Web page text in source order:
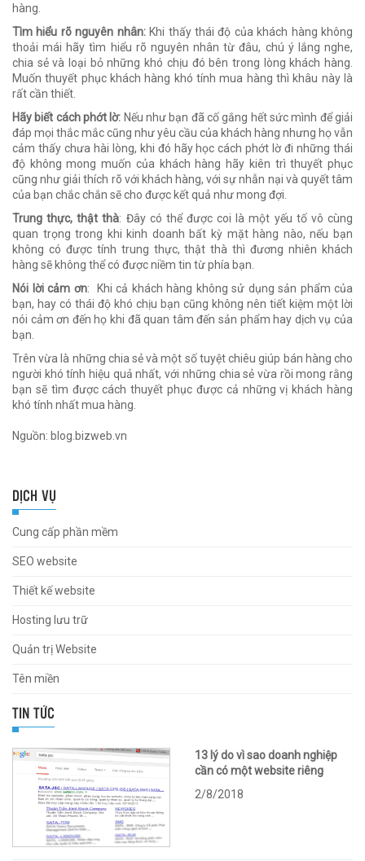
hàng.
Tìm hiểu rõ nguyên nhân: Khi thấy thái độ của khách hàng không
thoải mái hãy tìm hiểu rõ nguyên nhân từ đâu, chú ý lắng nghe,
chia sẻ và loại bỏ những khó chịu đó bên trong lòng khách hàng.
Muốn thuyết phục khách hàng khó tính mua hàng thì khâu này là
rất cần thiết.
Hãy biết cách phớt lờ: Nếu như bạn đã cố gắng hết sức mình để giải
đáp mọi thắc mắc cũng như yêu cầu của khách hàng nhưng họ vẫn
cảm thấy chưa hài lòng, khi đó hãy học cách phớt lờ đi những thái
độ không mong muốn của khách hàng hãy kiên trì thuyết phục
cũng như giải thích rõ với khách hàng, với sự nhẫn nại và quyết tâm
của bạn chắc chắn sẽ cho được kết quả như mong đợi.
Trung thực, thật thà: Đây có thể được coi là một yếu tố vô cùng
quan trọng trong khi kinh doanh bất kỳ mặt hàng nào, nếu bạn
không có được tính trung thực, thật thà thì đương nhiên khách
hàng sẽ không thể có được niềm tin từ phía bạn.
Nói lời cảm ơn: Khi cả khách hàng không sử dụng sản phẩm của
bạn, hay có thái độ khó chịu bạn cũng không nên tiết kiệm một lời
nói cảm ơn đến họ khi đã quan tâm đến sản phẩm hay dịch vụ của
bạn.
Trên vừa là những chia sẻ và một số tuyệt chiêu giúp bán hàng cho
người khó tính hiệu quả nhất, với những chia sẻ vừa rồi mong rằng
bạn sẽ tìm được cách thuyết phục được cả những vị khách hàng
khó tính nhất mua hàng.
Nguồn: blog.bizweb.vn
DỊCH VỤ
Cung cấp phần mềm
SEO website
Thiết kế website
Hosting lưu trữ
Quản trị Website
Tên miền
TIN TỨC
13 lý do vì sao doanh nghiệp
cần có một website riêng
2/8/2018